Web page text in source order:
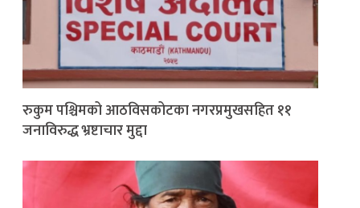
रुकुम पश्चिमको आठविसकोटका नगरप्रमुखसहित ११
जनाविरुद्ध भ्रष्टाचार मुद्दा